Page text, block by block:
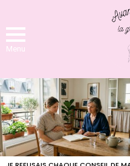
Menu
LATEST
STORIES